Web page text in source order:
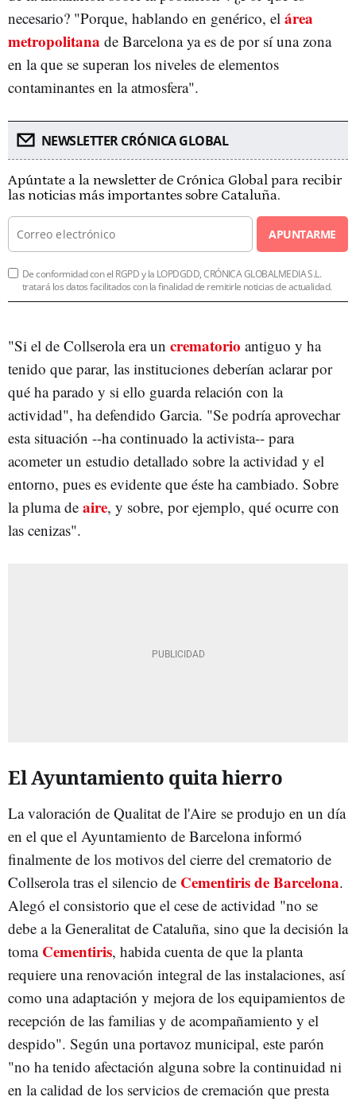
necesario? "Porque, hablando en genérico, el área
metropolitana de Barcelona ya es de por sí una zona
en la que se superan los niveles de elementos
contaminantes en la atmosfera".
NEWSLETTER CRÓNICA GLOBAL
Apúntate a la newsletter de Crónica Global para recibir
las noticias más importantes sobre Cataluña.
APUNTARME
De conformidad con el RGPD y la LOPDGDD, CRÓNICA GLOBALMEDIA S.L.
tratará los datos facilitados con la finalidad de remitirle noticias de actualidad.
"Si el de Collserola era un crematorio antiguo y ha
tenido que parar, las instituciones deberían aclarar por
qué ha parado y si ello guarda relación con la
actividad", ha defendido Garcia. "Se podría aprovechar
esta situación --ha continuado la activista-- para
acometer un estudio detallado sobre la actividad y el
entorno, pues es evidente que éste ha cambiado. Sobre
la pluma de aire, y sobre, por ejemplo, qué ocurre con
las cenizas".
El Ayuntamiento quita hierro
La valoración de Qualitat de l'Aire se produjo en un día
en el que el Ayuntamiento de Barcelona informó
finalmente de los motivos del cierre del crematorio de
Collserola tras el silencio de Cementiris de Barcelona.
Alegó el consistorio que el cese de actividad "no se
debe a la Generalitat de Cataluña, sino que la decisión la
toma Cementiris, habida cuenta de que la planta
requiere una renovación integral de las instalaciones, así
como una adaptación y mejora de los equipamientos de
recepción de las familias y de acompañamiento y el
despido". Según una portavoz municipal, este parón
"no ha tenido afectación alguna sobre la continuidad ni
en la calidad de los servicios de cremación que presta